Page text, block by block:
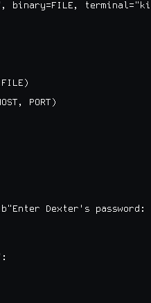
binary=FILE,
PORT)
Dexter's password: